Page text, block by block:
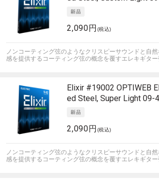
2,090円 (税込)
ノンコーティング弦のようなクリスピーサウンドと自
感を提供するコーティング弦の概念を覆すエレキギター
Elixir #19002 OPTIWEB
ed Steel, Super Light 09-
2,090円 (税込)
ノンコーティング弦のようなクリスピーサウンドと自
感を提供するコーティング弦の概念を覆すエレキギター